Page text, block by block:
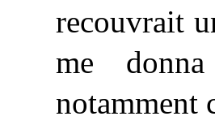
recouvrait
me
notamment